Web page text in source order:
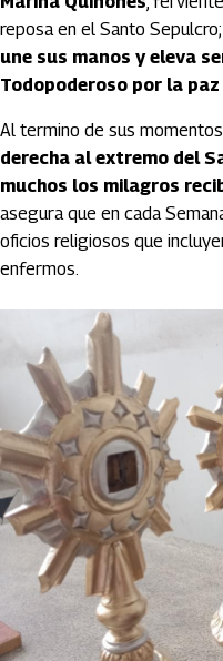
reposa en el Santo
une sus manos y eleva
Todopoderoso por la paz
Al termino de sus
derecha al extremo del
muchos los milagros
asegura que en cada
oficios religiosos que
enfermos.